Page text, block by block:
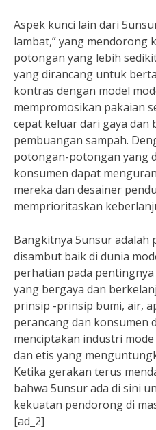
Aspek kunci lain dari
lambat,” yang mendorong
potongan yang lebih
yang dirancang untuk
kontras dengan model
mempromosikan pakaian
cepat keluar dari gaya dan
pembuangan sampah.
potongan-potongan yang
konsumen dapat
mereka dan desainer
memprioritaskan
Bangkitnya 5unsur adalah
disambut baik di dunia
perhatian pada
yang bergaya dan
prinsip -prinsip bumi, air,
perancang dan konsumen
menciptakan industri
dan etis yang
Ketika gerakan terus
bahwa 5unsur ada di sini
kekuatan pendorong di
[ad_2]